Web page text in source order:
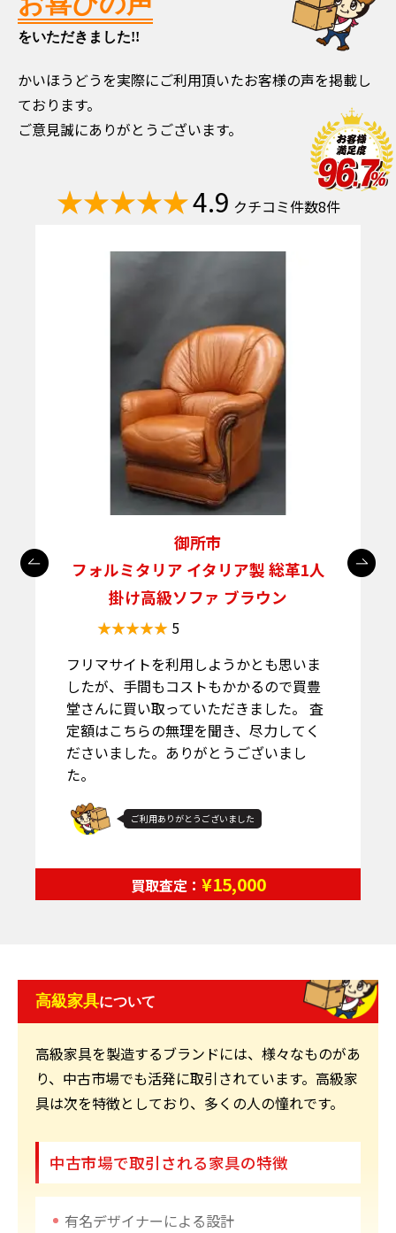
をいただきました!!
かいほうどうを実際にご利用頂いたお客様の声を掲載し
ております。
ご意見誠にありがとうございます。
4.9 クチコミ件数8件
御所市
フォルミタリア イタリア製 総革1人
掛け高級ソファ ブラウン
5
フリマサイトを利用しようかとも思いま
したが、手間もコストもかかるので買豊
堂さんに買い取っていただきました。 査
定額はこちらの無理を聞き、尽力してく
ださいました。ありがとうございまし
た。
ご利用ありがとうございました
買取査定： ¥15,000
高級家具について
高級家具を製造するブランドには、様々なものがあ
り、中古市場でも活発に取引されています。高級家
具は次を特徴としており、多くの人の憧れです。
中古市場で取引される家具の特徴
有名デザイナーによる設計